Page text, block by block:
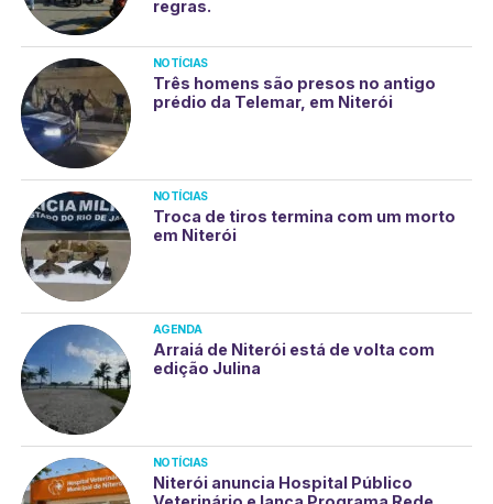
regras.
NOTÍCIAS
Três homens são presos no antigo
prédio da Telemar, em Niterói
NOTÍCIAS
Troca de tiros termina com um morto
em Niterói
AGENDA
Arraiá de Niterói está de volta com
edição Julina
NOTÍCIAS
Niterói anuncia Hospital Público